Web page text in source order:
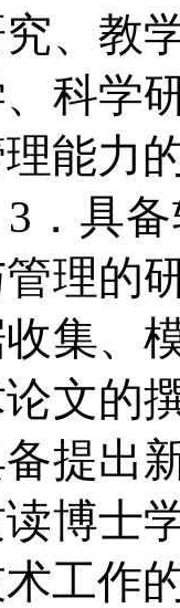
、教
科学
能力
3 ．具
理的
集、
文的
提出
博士
工作